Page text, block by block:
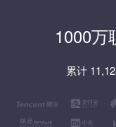
1000万
累计